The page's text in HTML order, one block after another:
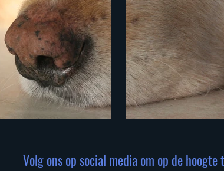
Volg ons op social media om op de